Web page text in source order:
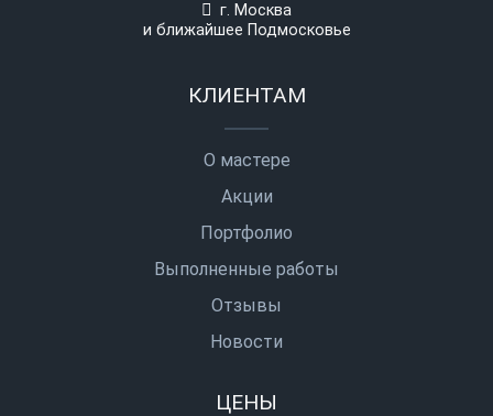
г. Москва
и ближайшее Подмосковье
КЛИЕНТАМ
О мастере
Акции
Портфолио
Выполненные работы
Отзывы
Новости
ЦЕНЫ